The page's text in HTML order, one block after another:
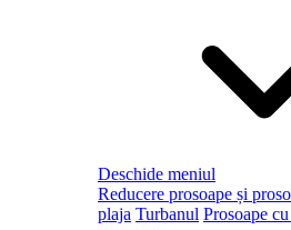
Deschide meniul
Reducere prosoape și
plaja Turbanul Prosoape